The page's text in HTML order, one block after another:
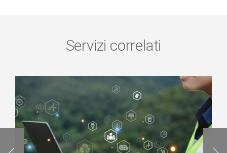
Servizi correlati